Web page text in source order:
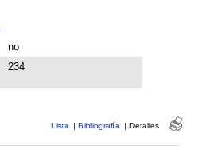
no
234
Lista | Bibliografía | Detalles